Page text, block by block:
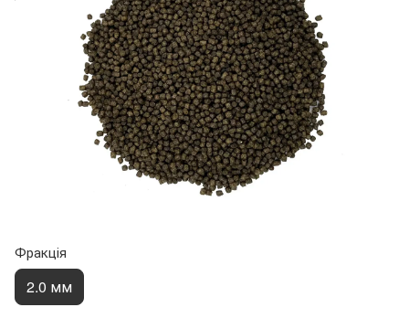
Фракція
2.0 мм